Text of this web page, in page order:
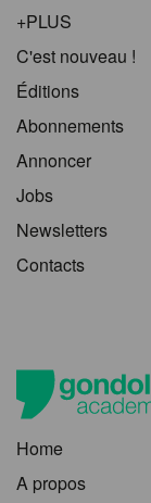
+PLUS
C'est nouveau !
Éditions
Abonnements
Annoncer
Jobs
Newsletters
Contacts
Home
A propos